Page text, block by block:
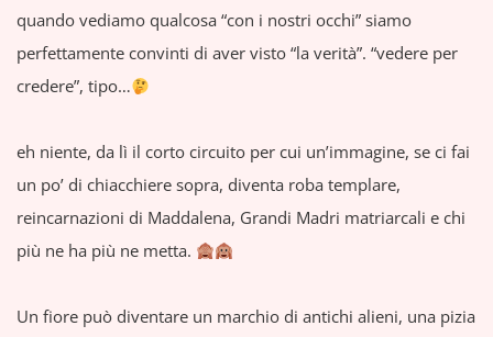
quando vediamo qualcosa “con i nostri occhi” siamo
perfettamente convinti di aver visto “la verità”. “vedere per
credere”, tipo…
eh niente, da lì il corto circuito per cui un’immagine, se ci fai
un po’ di chiacchiere sopra, diventa roba templare,
reincarnazioni di Maddalena, Grandi Madri matriarcali e chi
più ne ha più ne metta.
Un fiore può diventare un marchio di antichi alieni, una pizia